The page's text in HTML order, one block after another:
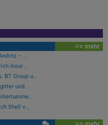
>> mehr
– ...
Insur...
Group u...
und...
Shell v...